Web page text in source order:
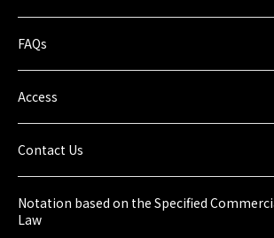
FAQs
Access
Contact Us
Notation based on the Specified
Law